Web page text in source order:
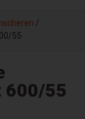
/
55
600/55